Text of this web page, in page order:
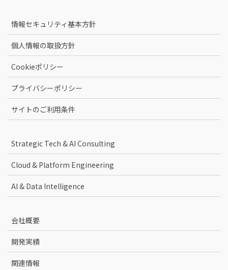
情報セキュリティ基本方針
個人情報の取扱方針
Cookieポリシー
プライバシーポリシー
サイトのご利用条件
Strategic Tech & AI Consulting
Cloud & Platform Engineering
AI & Data Intelligence
会社概要
開発実績
関連情報